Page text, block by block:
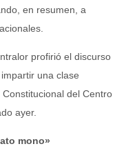
en resumen, a
profirió el discurso
una clase
del Centro
ayer.
mono»